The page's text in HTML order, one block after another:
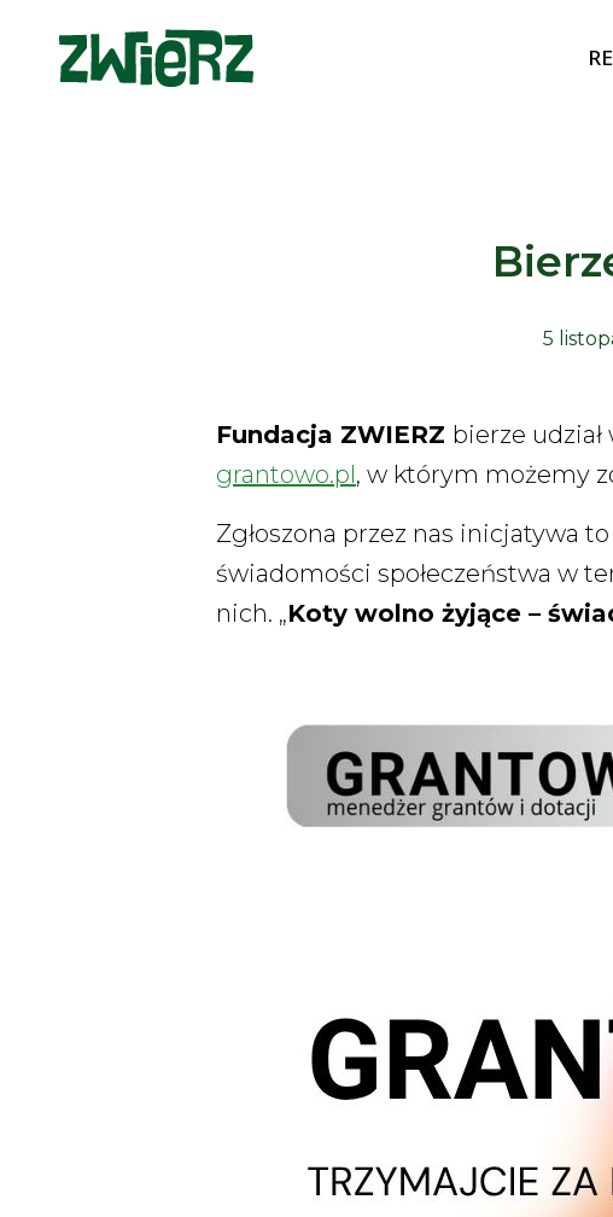
5
Fundacja ZWIERZ bierze
grantowo.pl, w którym możemy
Zgłoszona przez nas inicjatywa
świadomości społeczeństwa w
nich. „Koty wolno żyjące –